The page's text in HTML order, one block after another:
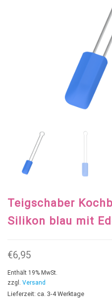
Teigschaber
Silikon blau mit
€6,95
Enthält 19% MwSt.
zzgl. Versand
Lieferzeit: ca. 3-4 Werktage